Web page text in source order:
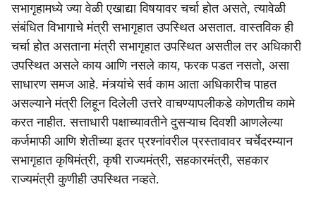
सभागृहामध्ये ज्या वेळी एखाद्या विषयावर चर्चा होत असते, त्यावेळी
संबंधित विभागाचे मंत्री सभागृहात उपस्थित असतात. वास्तविक ही
चर्चा होत असताना मंत्री सभागृहात उपस्थित असतील तर अधिकारी
उपस्थित असले काय आणि नसले काय, फरक पडत नसतो, असा
साधारण समज आहे. मंत्र्यांचे सर्व काम आता अधिकारीच पाहत
असल्याने मंत्री लिहून दिलेली उत्तरे वाचण्यापलीकडे कोणतीच कामे
करत नाहीत. सत्ताधारी पक्षाच्यावतीने दुसऱ्याच दिवशी आणलेल्या
कर्जमाफी आणि शेतीच्या इतर प्रश्नांवरील प्रस्तावावर चर्चेदरम्यान
सभागृहात कृषिमंत्री, कृषी राज्यमंत्री, सहकारमंत्री, सहकार
राज्यमंत्री कुणीही उपस्थित नव्हते.